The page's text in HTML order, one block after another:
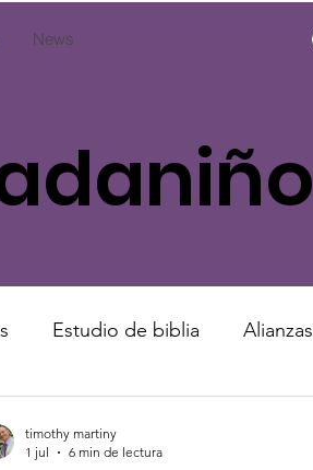
News
Estudio de biblia Alianzas
timothy martiny
1 jul
6 min de lectura